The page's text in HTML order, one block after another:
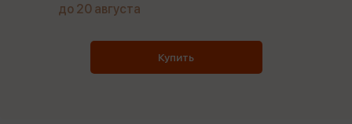
до 20 августа
Купить